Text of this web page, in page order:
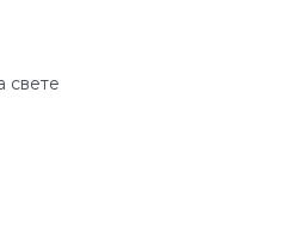
свете